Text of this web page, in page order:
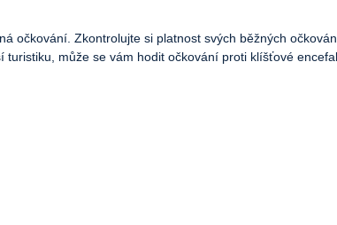
očkování. Zkontrolujte si platnost svých běžných
může se vám hodit očkování proti klíšťové